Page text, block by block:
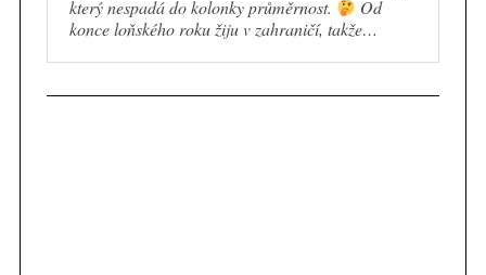
který nespadá do kolonky průměrnost.
Od
konce loňského roku žiju v zahraničí, takže…